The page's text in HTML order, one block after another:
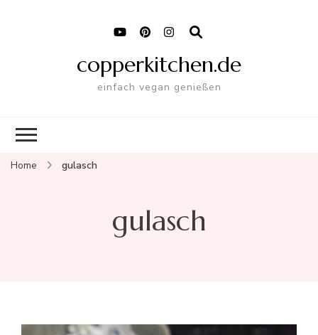
copperkitchen.de
einfach vegan genießen
Home gulasch
gulasch